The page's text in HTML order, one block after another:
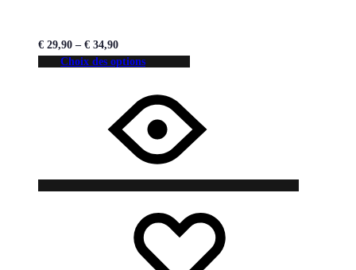
€ 29,90 – € 34,90
Choix des options